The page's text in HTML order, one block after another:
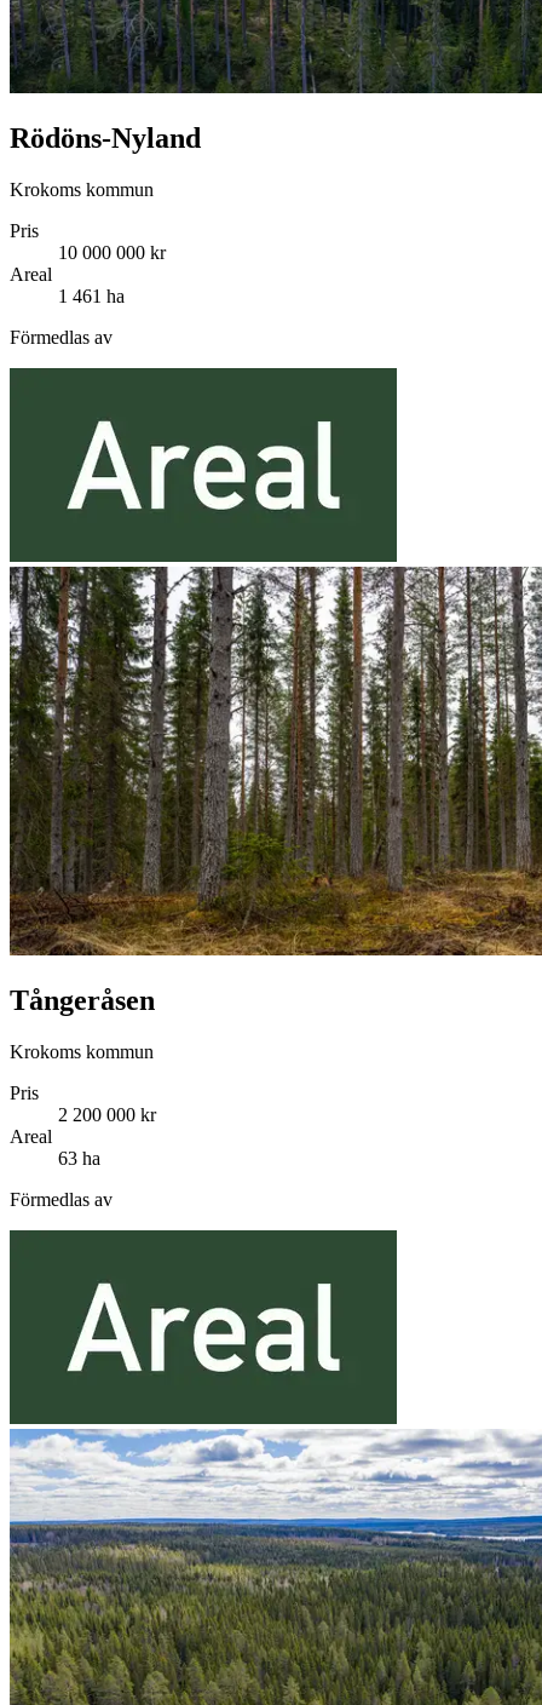
Rödöns-Nyland
Krokoms kommun
Pris
10 000 000 kr
Areal
1 461 ha
Förmedlas av
Tångeråsen
Krokoms kommun
Pris
2 200 000 kr
Areal
63 ha
Förmedlas av